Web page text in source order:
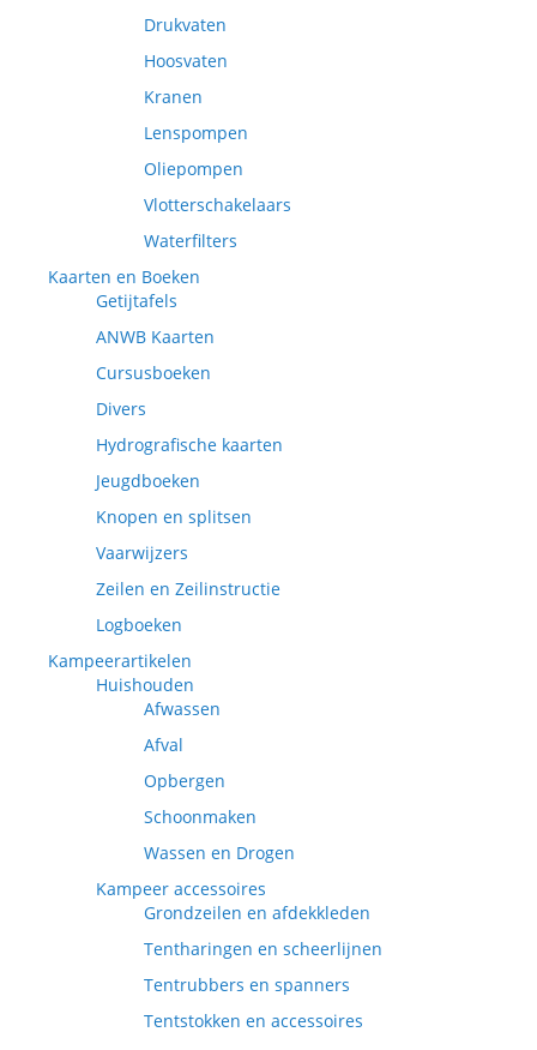
Drukvaten
Hoosvaten
Kranen
Lenspompen
Oliepompen
Vlotterschakelaars
Waterfilters
Kaarten en Boeken
Getijtafels
ANWB Kaarten
Cursusboeken
Divers
Hydrografische kaarten
Jeugdboeken
Knopen en splitsen
Vaarwijzers
Zeilen en Zeilinstructie
Logboeken
Kampeerartikelen
Huishouden
Afwassen
Afval
Opbergen
Schoonmaken
Wassen en Drogen
Kampeer accessoires
Grondzeilen en afdekkleden
Tentharingen en scheerlijnen
Tentrubbers en spanners
Tentstokken en accessoires